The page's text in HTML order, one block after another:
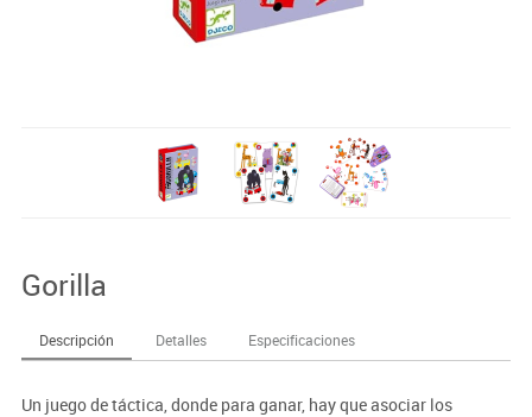
Gorilla
Descripción Detalles Especificaciones
Un juego de táctica, donde para ganar, hay que asociar los